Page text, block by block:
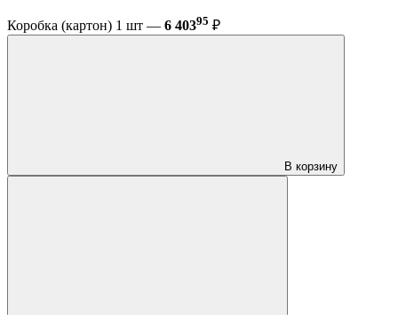
Коробка (картон) 1 шт — 6 40395 ₽
В корзину